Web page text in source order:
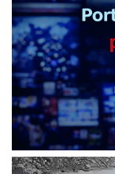
Odtwarzacz